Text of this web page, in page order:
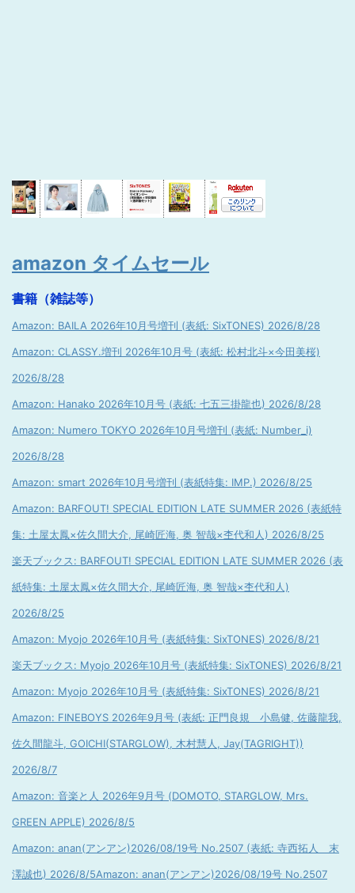
amazon タイムセール
書籍（雑誌等）
Amazon: BAILA 2026年10月号増刊 (表紙: SixTONES) 2026/8/28
Amazon: CLASSY.増刊 2026年10月号 (表紙: 松村北斗×今田美桜)
2026/8/28
Amazon: Hanako 2026年10月号 (表紙: 七五三掛龍也) 2026/8/28
Amazon: Numero TOKYO 2026年10月号増刊 (表紙: Number_i)
2026/8/28
Amazon: smart 2026年10月号増刊 (表紙特集: IMP.) 2026/8/25
Amazon: BARFOUT! SPECIAL EDITION LATE SUMMER 2026 (表紙特
集: 土屋太鳳×佐久間大介, 尾崎匠海, 奥 智哉×杢代和人) 2026/8/25
楽天ブックス: BARFOUT! SPECIAL EDITION LATE SUMMER 2026 (表
紙特集: 土屋太鳳×佐久間大介, 尾崎匠海, 奥 智哉×杢代和人)
2026/8/25
Amazon: Myojo 2026年10月号 (表紙特集: SixTONES) 2026/8/21
楽天ブックス: Myojo 2026年10月号 (表紙特集: SixTONES) 2026/8/21
Amazon: Myojo 2026年10月号 (表紙特集: SixTONES) 2026/8/21
Amazon: FINEBOYS 2026年9月号 (表紙: 正門良規 小島健, 佐藤龍我,
佐久間龍斗, GOICHI(STARGLOW), 木村慧人, Jay(TAGRIGHT))
2026/8/7
Amazon: 音楽と人 2026年9月号 (DOMOTO, STARGLOW, Mrs.
GREEN APPLE) 2026/8/5
Amazon: anan(アンアン)2026/08/19号 No.2507 (表紙: 寺西拓人 末
澤誠也) 2026/8/5Amazon: anan(アンアン)2026/08/19号 No.2507